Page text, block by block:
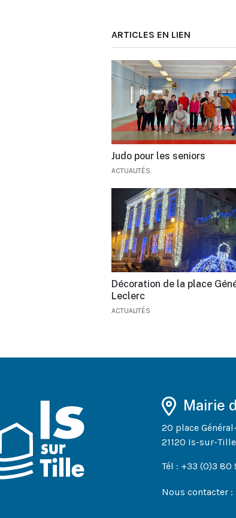
ARTICLES EN LIEN
Judo pour les seniors
ACTUALITÉS
Décoration de la place
Leclerc
ACTUALITÉS
Mairie
20 place
21120 Is-sur-Tille
Tél : +33 (0)3 80
Nous contacter